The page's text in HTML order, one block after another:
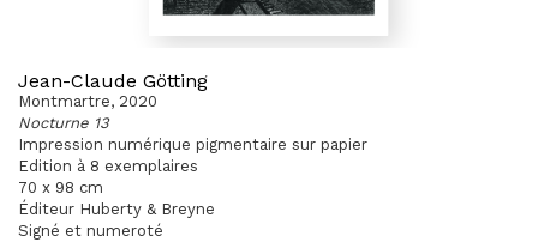
Jean-Claude Götting
Montmartre, 2020
Nocturne 13
Impression numérique pigmentaire sur papier
Edition à 8 exemplaires
70 x 98 cm
Éditeur Huberty & Breyne
Signé et numeroté